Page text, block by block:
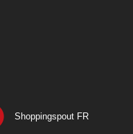
Shoppingspout FR